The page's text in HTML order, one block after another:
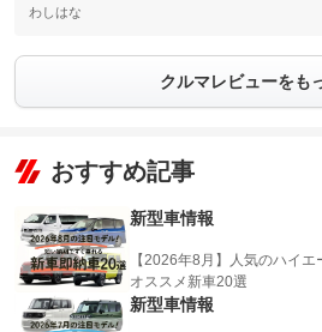
わしはな
クルマレビューをも
おすすめ記事
新型車情報
【2026年8月】人気のハイ
オススメ新車20選
新型車情報